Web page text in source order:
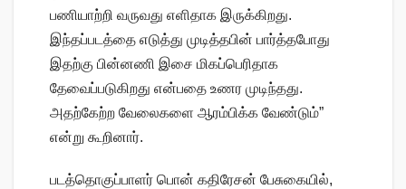
பணியாற்றி வருவது எளிதாக இருக்கிறது.
இந்தப்படத்தை எடுத்து முடித்தபின் பார்த்தபோது
இதற்கு பின்னணி இசை மிகப்பெரிதாக
தேவைப்படுகிறது என்பதை உணர முடிந்தது.
அதற்கேற்ற வேலைகளை ஆரம்பிக்க வேண்டும்”
என்று கூறினார்.
படத்தொகுப்பாளர் பொன் கதிரேசன் பேசுகையில்,